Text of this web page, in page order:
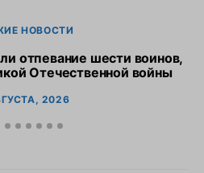
НОВОСТИ
отпевание шести воинов,
Отечественной войны
2026